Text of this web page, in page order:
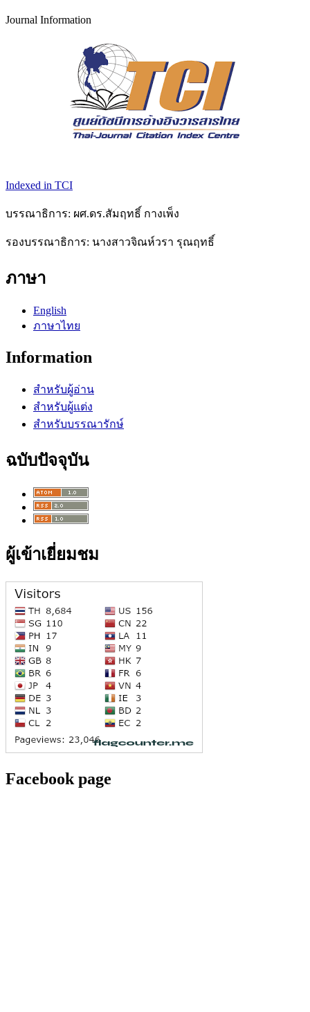
Journal Information
Indexed in TCI
บรรณาธิการ: ผศ.ดร.สัมฤทธิ์ กางเพ็ง
รองบรรณาธิการ: นางสาวจิณห์วรา รุณฤทธิ์
ภาษา
English
ภาษาไทย
Information
สำหรับผู้อ่าน
สำหรับผู้แต่ง
สำหรับบรรณารักษ์
ฉบับปัจจุบัน
ผู้เข้าเยี่ยมชม
Facebook page